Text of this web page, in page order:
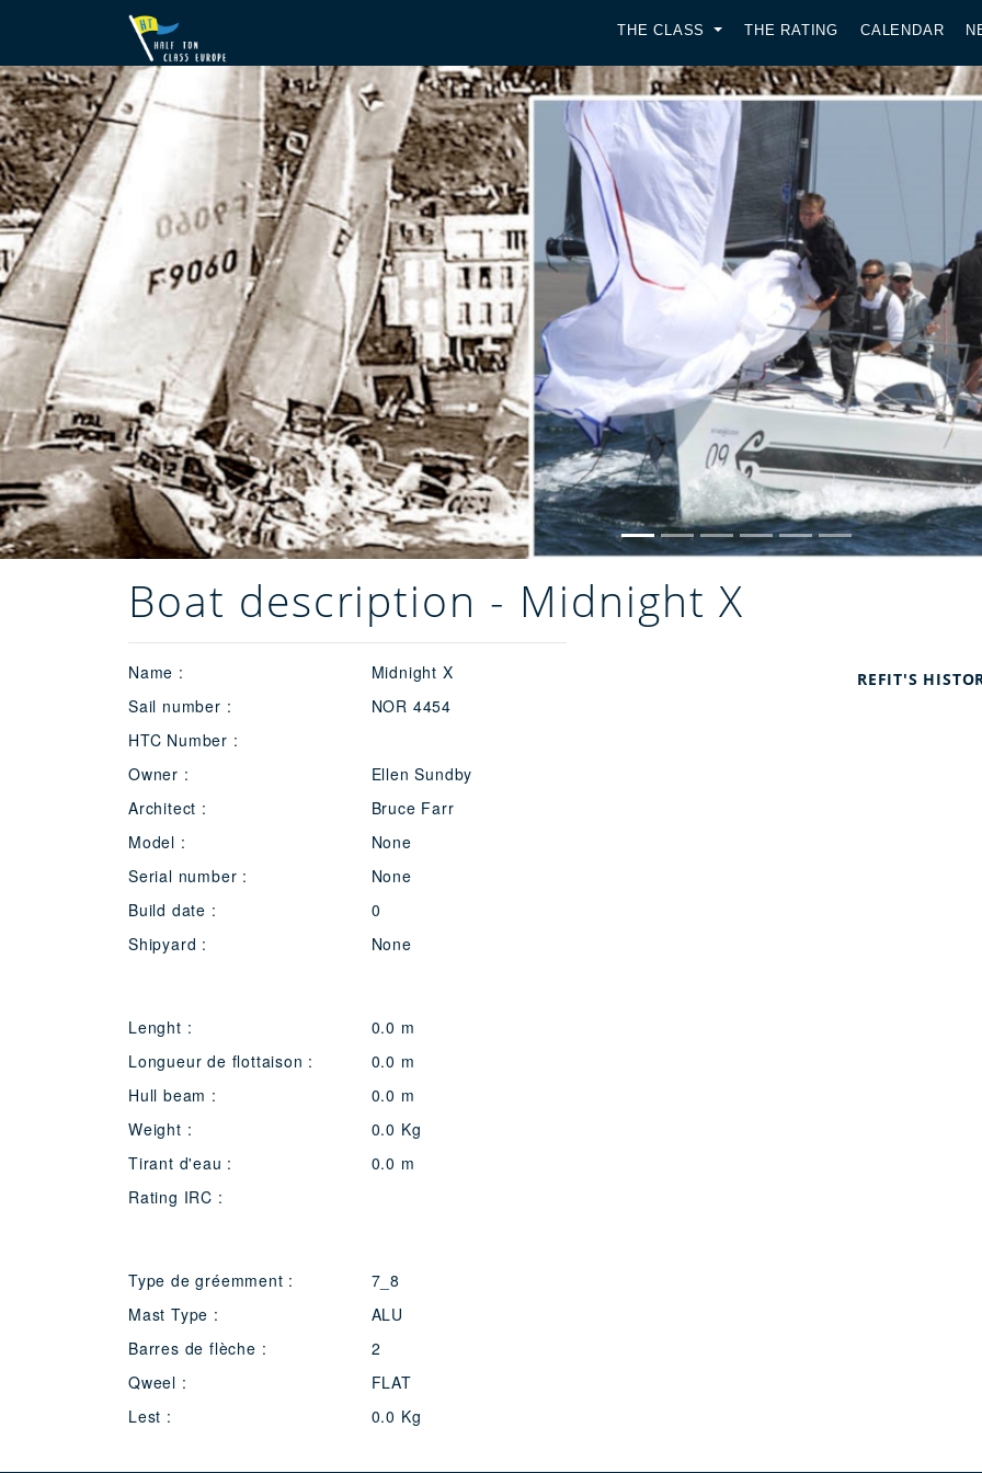
THE CLASS THE RATING CALENDAR
Boat description - Midnight X
Name :
Midnight X
Sail number :
NOR 4454
HTC Number :
Owner :
Ellen Sundby
Architect :
Bruce Farr
Model :
None
Serial number :
None
Build date :
0
Shipyard :
None
Lenght :
0.0 m
Longueur de flottaison :
0.0 m
Hull beam :
0.0 m
Weight :
0.0 Kg
Tirant d'eau :
0.0 m
Rating IRC :
Type de gréemment :
7_8
Mast Type :
ALU
Barres de flèche :
2
Qweel :
FLAT
Lest :
0.0 Kg
Refit's